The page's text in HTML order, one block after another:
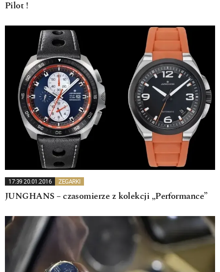
Pilot !
17:39 20.01.2016 ZEGARKI
JUNGHANS – czasomierze z kolekcji „Performance”